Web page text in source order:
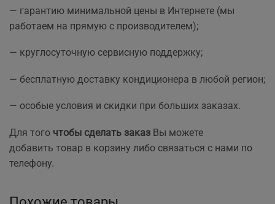
— гарантию минимальной цены в Интернете (мы
работаем на прямую с производителем);
— круглосуточную сервисную поддержку;
— бесплатную доставку кондиционера в любой регион;
— особые условия и скидки при больших заказах.
Для того чтобы сделать заказ Вы можете
добавить товар в корзину либо связаться с нами по
телефону.